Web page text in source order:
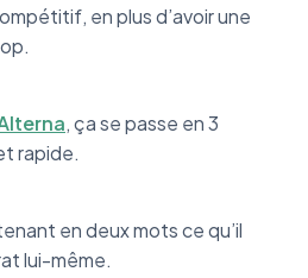
en plus d’avoir une
, ça se passe en 3
rapide.
en deux mots ce qu’il
lui-même.